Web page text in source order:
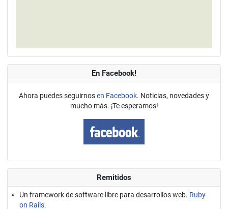
En Facebook!
Ahora puedes seguirnosen Facebook. Noticias, novedades y
mucho más. ¡Te esperamos!
Remitidos
Un framework de software libre para desarrollos web. Ruby
on Rails.